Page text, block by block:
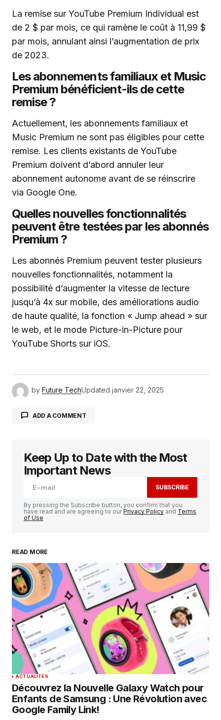
La remise sur YouTube Premium Individual est
de 2 $ par mois, ce qui ramène le coût à 11,99 $
par mois, annulant ainsi l’augmentation de prix
de 2023.
Les abonnements familiaux et Music
Premium bénéficient-ils de cette
remise ?
Actuellement, les abonnements familiaux et
Music Premium ne sont pas éligibles pour cette
remise. Les clients existants de YouTube
Premium doivent d’abord annuler leur
abonnement autonome avant de se réinscrire
via Google One.
Quelles nouvelles fonctionnalités
peuvent être testées par les abonnés
Premium ?
Les abonnés Premium peuvent tester plusieurs
nouvelles fonctionnalités, notamment la
possibilité d’augmenter la vitesse de lecture
jusqu’à 4x sur mobile, des améliorations audio
de haute qualité, la fonction « Jump ahead » sur
le web, et le mode Picture-in-Picture pour
YouTube Shorts sur iOS.
by Future TechUpdated janvier 22, 2025
ADD A COMMENT
Votre adresse e-mail ne sera pas publiée. Les
champs obligatoires sont indiqués avec
Your Name
Your E-mail *
Enregistrer mon nom, mon e-mail et mon
site dans le navigateur pour mon prochain
commentaire.
SUBMIT COMMENT
Keep Up to Date with the Most
Important News
SUBSCRIBE
By pressing the Subscribe button, you confirm that you
have read and are agreeing to ourPrivacy Policy and Terms
of Use
READ MORE
ACTUALITÉS
Découvrez la Nouvelle Galaxy Watch pour
Enfants de Samsung : Une Révolution avec
Google Family Link!